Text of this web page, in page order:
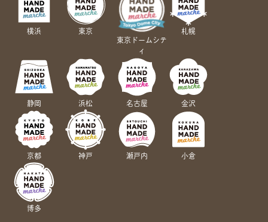
横浜
東京
東京ドームシテ
ィ
札幌
静岡 浜松 名古屋 金沢
京都 神戸 瀬戸内 小倉
博多